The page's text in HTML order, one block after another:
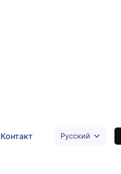
Контакт